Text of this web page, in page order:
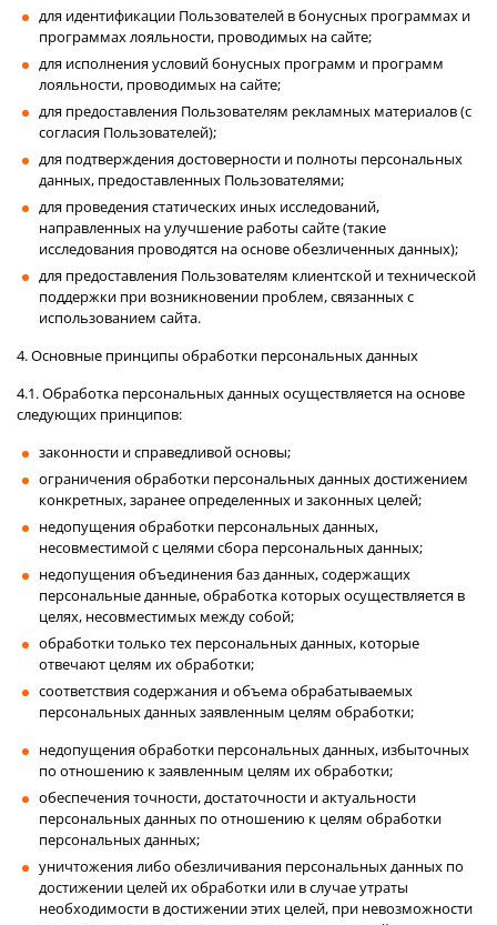
для идентификации Пользователей в бонусных программах и
программах лояльности, проводимых на сайте;
для исполнения условий бонусных программ и программ
лояльности, проводимых на сайте;
для предоставления Пользователям рекламных материалов (с
согласия Пользователей);
для подтверждения достоверности и полноты персональных
данных, предоставленных Пользователями;
для проведения статических иных исследований,
направленных на улучшение работы сайте (такие
исследования проводятся на основе обезличенных данных);
для предоставления Пользователям клиентской и технической
поддержки при возникновении проблем, связанных с
использованием сайта.
4. Основные принципы обработки персональных данных
4.1. Обработка персональных данных осуществляется на основе
следующих принципов:
законности и справедливой основы;
ограничения обработки персональных данных достижением
конкретных, заранее определенных и законных целей;
недопущения обработки персональных данных,
несовместимой с целями сбора персональных данных;
недопущения объединения баз данных, содержащих
персональные данные, обработка которых осуществляется в
целях, несовместимых между собой;
обработки только тех персональных данных, которые
отвечают целям их обработки;
соответствия содержания и объема обрабатываемых
персональных данных заявленным целям обработки;
недопущения обработки персональных данных, избыточных
по отношению к заявленным целям их обработки;
обеспечения точности, достаточности и актуальности
персональных данных по отношению к целям обработки
персональных данных;
уничтожения либо обезличивания персональных данных по
достижении целей их обработки или в случае утраты
необходимости в достижении этих целей, при невозможности